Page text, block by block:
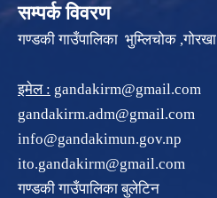
सम्पर्क विवरण
गण्डकी गाउँपालिका भुम्लिचोक ,गोरखा
इमेल : gandakirm@gmail.com
gandakirm.adm@gmail.com
info@gandakimun.gov.np
ito.gandakirm@gmail.com
गण्डकी गाउँपालिका बुलेटिन